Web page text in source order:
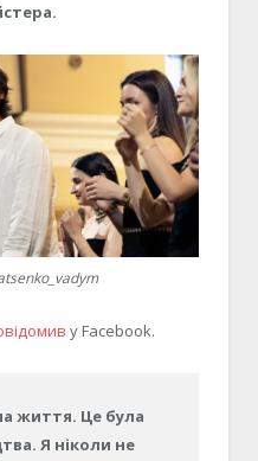
у Facebook.
життя. Це була
Я ніколи не